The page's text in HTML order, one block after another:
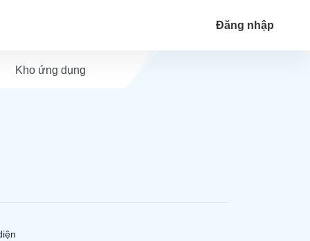
Đăng nhập
Kho ứng dụng